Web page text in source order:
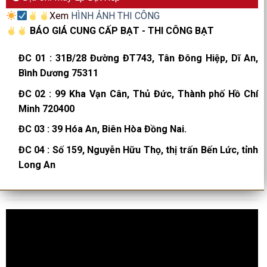
Xem HÌNH ẢNH THI CÔNG
BÁO GIÁ CUNG CẤP BẠT - THI CÔNG BẠT
ĐC 01 :31B/28 Đường ĐT743, Tân Đông Hiệp, Dĩ An,
Bình Dương 75311
ĐC 02 : 99 Kha Vạn Cân, Thủ Đức, Thành phố Hồ Chí
Minh 720400
ĐC 03 :39 Hóa An, Biên Hòa Đồng Nai.
ĐC 04 : Số 159, Nguyễn Hữu Thọ, thị trấn Bến Lức, tỉnh
Long An